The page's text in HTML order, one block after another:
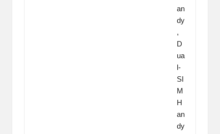
an
dy
,
D
ua
l-
SI
M
H
an
dy